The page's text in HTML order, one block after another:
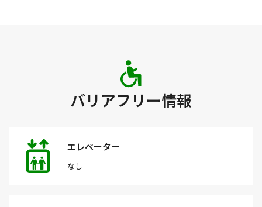
バリアフリー情報
エレベーター
なし